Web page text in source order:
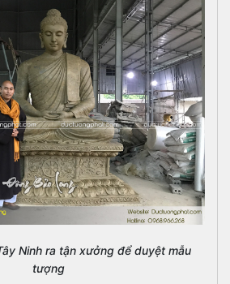
Ninh ra tận xưởng để duyệt mẫu
tượng